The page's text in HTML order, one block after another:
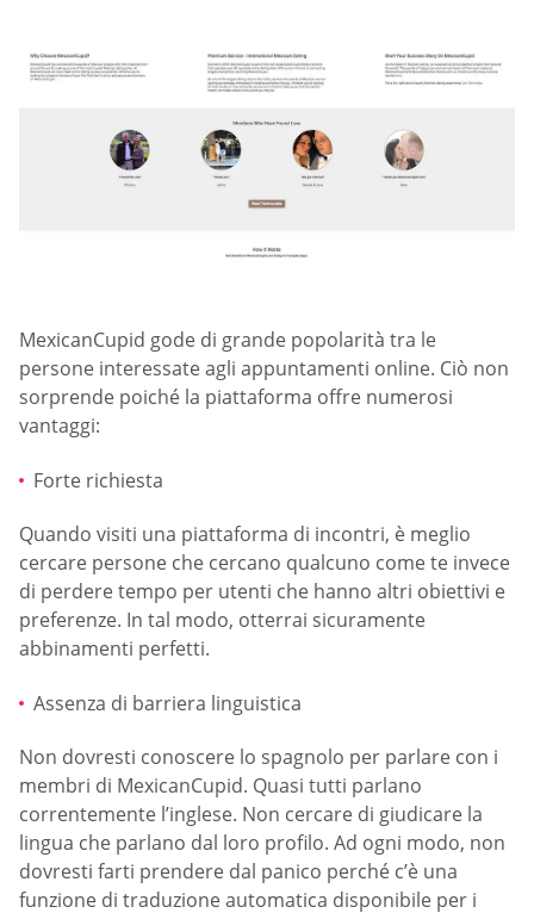
MexicanCupid gode di grande popolarità tra le
persone interessate agli appuntamenti online. Ciò non
sorprende poiché la piattaforma offre numerosi
vantaggi:
Forte richiesta
Quando visiti una piattaforma di incontri, è meglio
cercare persone che cercano qualcuno come te invece
di perdere tempo per utenti che hanno altri obiettivi e
preferenze. In tal modo, otterrai sicuramente
abbinamenti perfetti.
Assenza di barriera linguistica
Non dovresti conoscere lo spagnolo per parlare con i
membri di MexicanCupid. Quasi tutti parlano
correntemente l’inglese. Non cercare di giudicare la
lingua che parlano dal loro profilo. Ad ogni modo, non
dovresti farti prendere dal panico perché c’è una
funzione di traduzione automatica disponibile per i